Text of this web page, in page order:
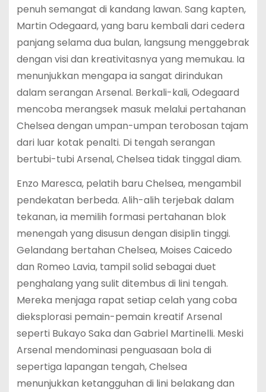
penuh semangat di kandang lawan. Sang kapten,
Martin Odegaard, yang baru kembali dari cedera
panjang selama dua bulan, langsung menggebrak
dengan visi dan kreativitasnya yang memukau. Ia
menunjukkan mengapa ia sangat dirindukan
dalam serangan Arsenal. Berkali-kali, Odegaard
mencoba merangsek masuk melalui pertahanan
Chelsea dengan umpan-umpan terobosan tajam
dari luar kotak penalti. Di tengah serangan
bertubi-tubi Arsenal, Chelsea tidak tinggal diam.
Enzo Maresca, pelatih baru Chelsea, mengambil
pendekatan berbeda. Alih-alih terjebak dalam
tekanan, ia memilih formasi pertahanan blok
menengah yang disusun dengan disiplin tinggi.
Gelandang bertahan Chelsea, Moises Caicedo
dan Romeo Lavia, tampil solid sebagai duet
penghalang yang sulit ditembus di lini tengah.
Mereka menjaga rapat setiap celah yang coba
dieksplorasi pemain-pemain kreatif Arsenal
seperti Bukayo Saka dan Gabriel Martinelli. Meski
Arsenal mendominasi penguasaan bola di
sepertiga lapangan tengah, Chelsea
menunjukkan ketangguhan di lini belakang dan